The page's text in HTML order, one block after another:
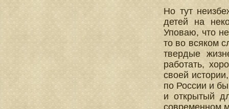
Но тут
детей на
Уповаю, что
то во всяком
твердые
работать,
своей
по России и
и открытый
современном